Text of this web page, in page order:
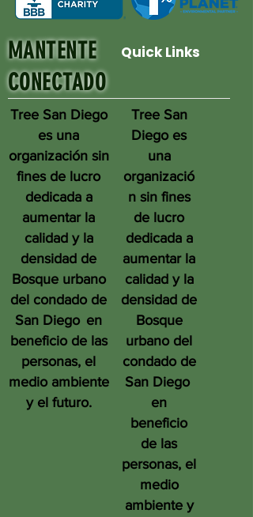
MANTENTE
CONECTADO
Quick Links
Tree San Diego
es una
organización sin
fines de lucro
dedicada a
aumentar la
calidad y la
densidad de
Bosque urbano
del condado de
San Diego en
beneficio de las
personas, el
medio ambiente
y el futuro.
Tree San
Diego es
una
organizació
n sin fines
de lucro
dedicada a
aumentar la
calidad y la
densidad de
Bosque
urbano del
condado de
San Diego
en
beneficio
de las
personas, el
medio
ambiente y